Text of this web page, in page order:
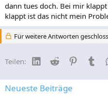
dann tues doch. Bei mir
klappt ist das nicht mein
Für weitere Antworten
Teilen: LinkedIn
Reddit Pinterest
Neueste Beiträge